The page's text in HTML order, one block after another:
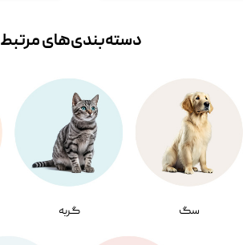
سگ گربه
دسته‌بندی‌‌های مرتبط